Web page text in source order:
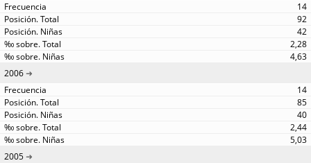
14
92
42
2,28
4,63
2006
14
85
40
2,44
5,03
2005